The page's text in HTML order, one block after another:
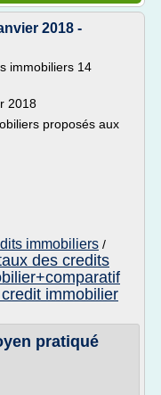
2018 -
immobiliers 14
2018
proposés aux
immobiliers /
des credits
immobilier
pratiqué